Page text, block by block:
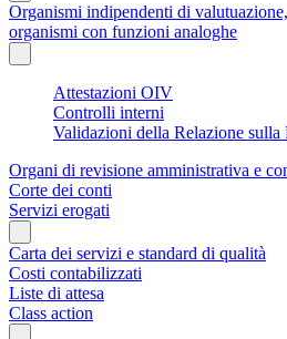
Organismi indipendenti di
organismi con funzioni analoghe
Attestazioni OIV
Controlli interni
Validazioni della Relazione sulla
Organi di revisione amministrativa e
Corte dei conti
Servizi erogati
Carta dei servizi e standard di qualità
Costi contabilizzati
Liste di attesa
Class action